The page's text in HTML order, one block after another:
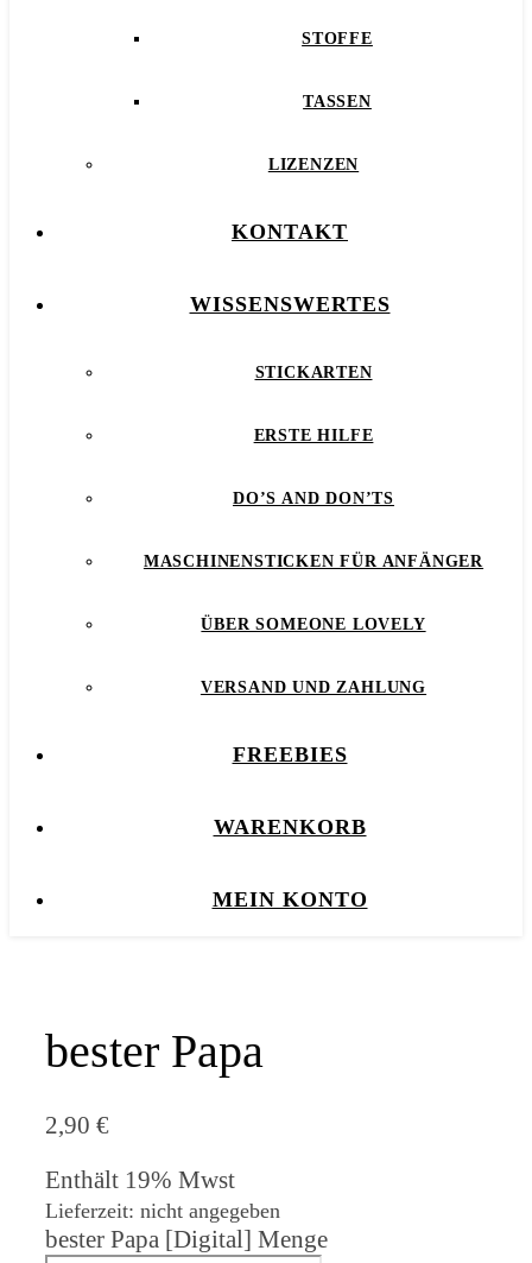
STOFFE
TASSEN
LIZENZEN
KONTAKT
WISSENSWERTES
STICKARTEN
ERSTE HILFE
DO’S AND DON’TS
MASCHINENSTICKEN FÜR ANFÄNGER
ÜBER SOMEONE LOVELY
VERSAND UND ZAHLUNG
FREEBIES
WARENKORB
MEIN KONTO
bester Papa
2,90 €
Enthält 19% Mwst
Lieferzeit: nicht angegeben
bester Papa [Digital] Menge